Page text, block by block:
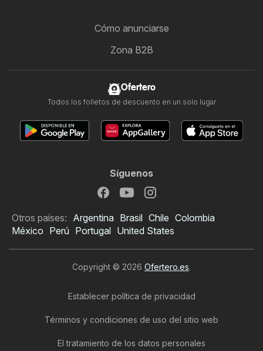
Cómo anunciarse
Zona B2B
Ofertero
Todos los folletos de descuento en un solo lugar
Síguenos
Otros países: Argentina Brasil Chile Colombia
México Perú Portugal United States
Copyright © 2026 Ofertero.es.
Establecer política de privacidad
Términos y condiciones de uso del sitio web
El tratamiento de los datos personales